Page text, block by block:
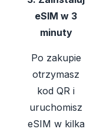
eSIM w 3
minuty
Po zakupie
otrzymasz
kod QR i
uruchomisz
eSIM w kilka